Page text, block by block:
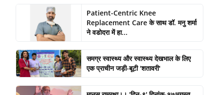
Patient-Centric Knee
Replacement Care के साथ डॉ. मनु शर्मा
ने वडोदरा में हा...
समग्र स्वास्थ्य और स्वास्थ्य देखभाल के लिए
एक प्राचीन जड़ी-बूटी 'शतावरी'